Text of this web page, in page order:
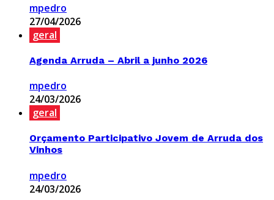
mpedro
27/04/2026
geral
Agenda Arruda – Abril a junho 2026
mpedro
24/03/2026
geral
Orçamento Participativo Jovem de Arruda dos
Vinhos
mpedro
24/03/2026